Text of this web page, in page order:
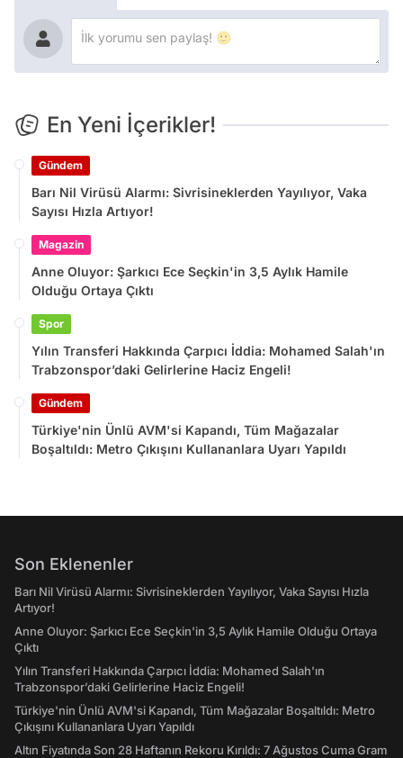
En Yeni İçerikler!
Gündem
Barı Nil Virüsü Alarmı: Sivrisineklerden Yayılıyor, Vaka
Sayısı Hızla Artıyor!
Magazin
Anne Oluyor: Şarkıcı Ece Seçkin'in 3,5 Aylık Hamile
Olduğu Ortaya Çıktı
Spor
Yılın Transferi Hakkında Çarpıcı İddia: Mohamed Salah'ın
Trabzonspor’daki Gelirlerine Haciz Engeli!
Gündem
Türkiye'nin Ünlü AVM'si Kapandı, Tüm Mağazalar
Boşaltıldı: Metro Çıkışını Kullananlara Uyarı Yapıldı
Son Eklenenler
Barı Nil Virüsü Alarmı: Sivrisineklerden Yayılıyor, Vaka Sayısı Hızla
Artıyor!
Anne Oluyor: Şarkıcı Ece Seçkin'in 3,5 Aylık Hamile Olduğu Ortaya
Çıktı
Yılın Transferi Hakkında Çarpıcı İddia: Mohamed Salah'ın
Trabzonspor’daki Gelirlerine Haciz Engeli!
Türkiye'nin Ünlü AVM'si Kapandı, Tüm Mağazalar Boşaltıldı: Metro
Çıkışını Kullananlara Uyarı Yapıldı
Altın Fiyatında Son 28 Haftanın Rekoru Kırıldı: 7 Ağustos Cuma Gram